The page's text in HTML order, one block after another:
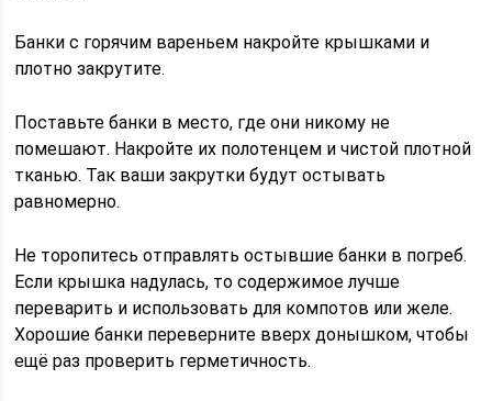
Банки с горячим вареньем накройте крышками и
плотно закрутите.
Поставьте банки в место, где они никому не
помешают. Накройте их полотенцем и чистой плотной
тканью. Так ваши закрутки будут остывать
равномерно.
Не торопитесь отправлять остывшие банки в погреб.
Если крышка надулась, то содержимое лучше
переварить и использовать для компотов или желе.
Хорошие банки переверните вверх донышком, чтобы
ещё раз проверить герметичность.